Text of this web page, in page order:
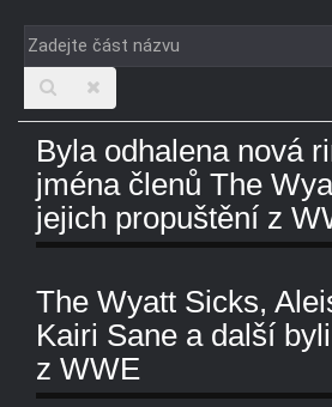
Zadejte
část
názvu
Byla odhalena nová
jména členů The
jejich propuštění z
The Wyatt Sicks,
Kairi Sane a další
z WWE